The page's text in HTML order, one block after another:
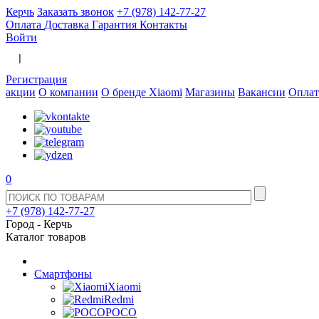
Керчь Заказать звонок +7 (978) 142-77-27
Оплата Доставка Гарантия Контакты
Войти
Регистрация
акции О компании О бренде Xiaomi Магазины Вакансии
0
+7 (978) 142-77-27
Город - Керчь
Каталог товаров
Смартфоны
Xiaomi
Redmi
POCO